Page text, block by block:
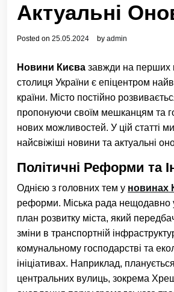
Актуальні
Posted on 25.05.2024 by admin
Новини Києва завжди на перших
столиця України є епіцентром
країни. Місто постійно
пропонуючи своїм мешканцям та
нових можливостей. У цій статті
найсвіжіші новини та актуальні
Політичні Реформи та
Однією з головних тем у новинах
реформи. Міська рада нещодавно
план розвитку міста, який
зміни в транспортній
комунальному господарстві та
ініціативах. Наприклад,
центральних вулиць, зокрема